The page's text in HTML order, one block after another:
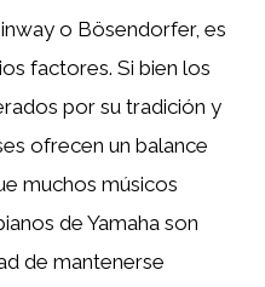
o Bösendorfer, es
factores. Si bien los
por su tradición y
ofrecen un balance
muchos músicos
de Yamaha son
de mantenerse